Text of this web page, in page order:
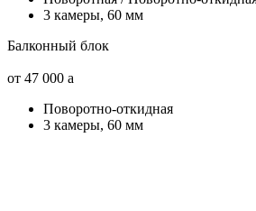
3 камеры, 60 мм
Балконный блок
от 47 000 a
Поворотно-откидная
3 камеры, 60 мм